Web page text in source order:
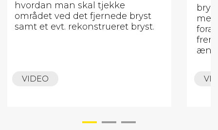
hvordan man skal tjekke
området ved det fjernede bryst
samt et evt. rekonstrueret bryst.
VIDEO